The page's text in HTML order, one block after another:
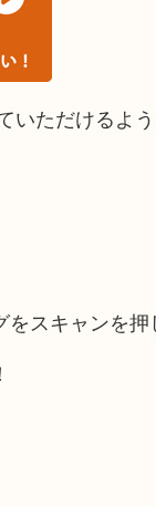
ただけるよ
スキャンを押